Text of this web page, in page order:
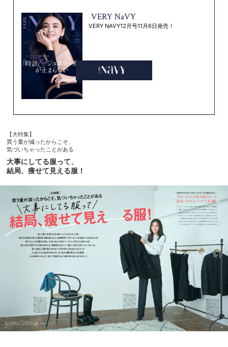
VERY NaVY
VERY NAVY12月号11月6日発売！
【大特集】
買う量が減ったからこそ、
気づいちゃったことがある
大事にしてる服って、
結局、痩せて見える服！